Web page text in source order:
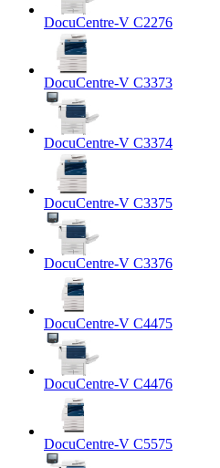
DocuCentre-V C2276
DocuCentre-V C3373
DocuCentre-V C3374
DocuCentre-V C3375
DocuCentre-V C3376
DocuCentre-V C4475
DocuCentre-V C4476
DocuCentre-V C5575